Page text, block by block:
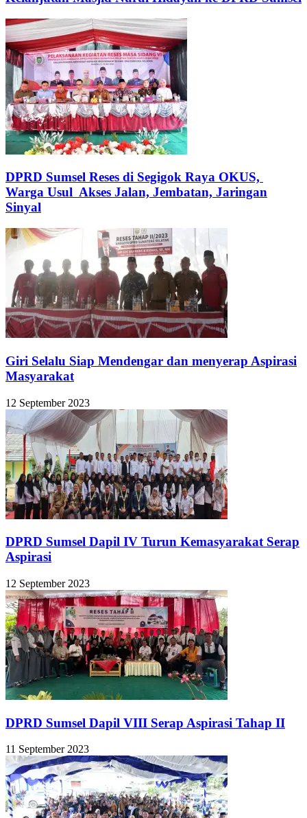
DPRD Sumsel Reses di Segigok Raya OKUS,
Warga Usul Akses Jalan, Jembatan, Jaringan
Sinyal
Giri Selalu Siap Mendengar dan menyerap Aspirasi
Masyarakat
12 September 2023
DPRD Sumsel Dapil IV Turun Kemasyarakat Serap
Aspirasi
12 September 2023
DPRD Sumsel Dapil VIII Serap Aspirasi Tahap II
11 September 2023